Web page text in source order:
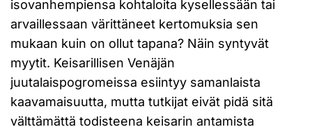
isovanhempiensa kohtaloita kysellessään tai
arvaillessaan värittäneet kertomuksia sen
mukaan kuin on ollut tapana? Näin syntyvät
myytit. Keisarillisen Venäjän
juutalaispogromeissa esiintyy samanlaista
kaavamaisuutta, mutta tutkijat eivät pidä sitä
välttämättä todisteena keisarin antamista